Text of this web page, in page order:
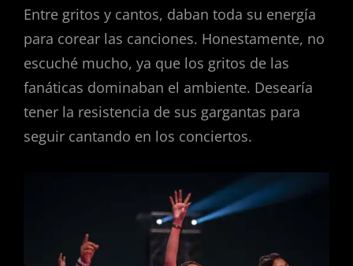
Entre gritos y cantos, daban toda su energía
para corear las canciones. Honestamente, no
escuché mucho, ya que los gritos de las
fanáticas dominaban el ambiente. Desearía
tener la resistencia de sus gargantas para
seguir cantando en los conciertos.